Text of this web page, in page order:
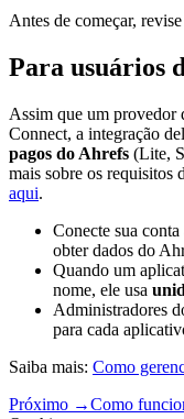
Antes de começar,
Para usuários
Assim que um provedor
Connect, a integração
pagos do Ahrefs (Lite,
mais sobre os requisitos
aqui.
Conecte sua
obter dados do
Quando um
nome, ele usa
Administradores
para cada
Saiba mais: Como
Próximo →Como